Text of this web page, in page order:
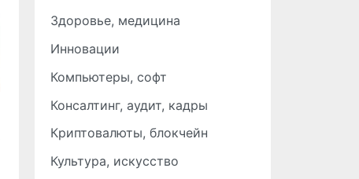
Здоровье, медицина
Инновации
Компьютеры, софт
Консалтинг, аудит, кадры
Криптовалюты, блокчейн
Культура, искусство